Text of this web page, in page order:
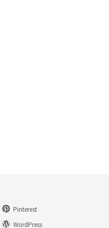
Pinterest
WordPress